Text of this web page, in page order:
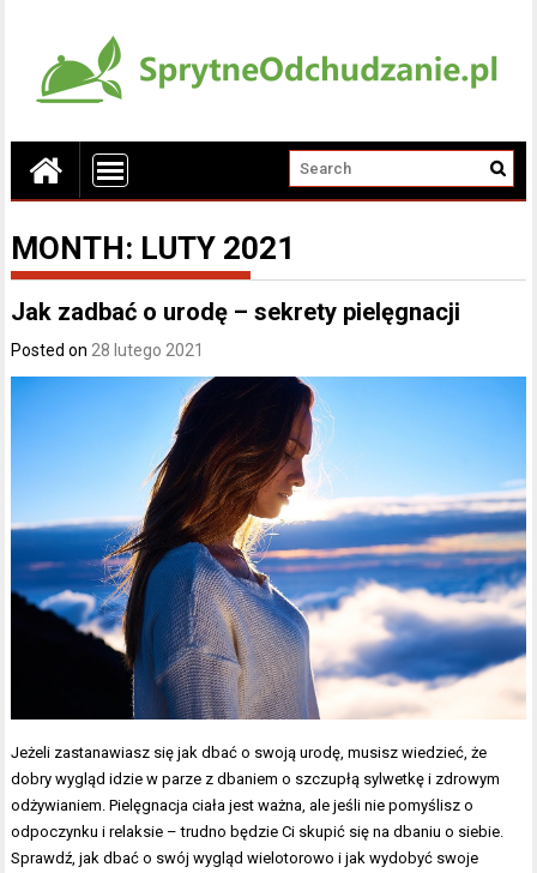
MONTH: LUTY 2021
Jak zadbać o urodę – sekrety pielęgnacji
Posted on 28 lutego 2021
Jeżeli zastanawiasz się jak dbać o swoją urodę, musisz wiedzieć, że
dobry wygląd idzie w parze z dbaniem o szczupłą sylwetkę i zdrowym
odżywianiem. Pielęgnacja ciała jest ważna, ale jeśli nie pomyślisz o
odpoczynku i relaksie – trudno będzie Ci skupić się na dbaniu o siebie.
Sprawdź, jak dbać o swój wygląd wielotorowo i jak wydobyć swoje